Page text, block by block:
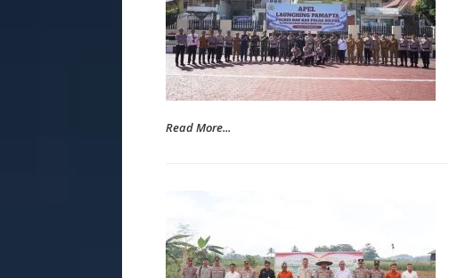
Read More...